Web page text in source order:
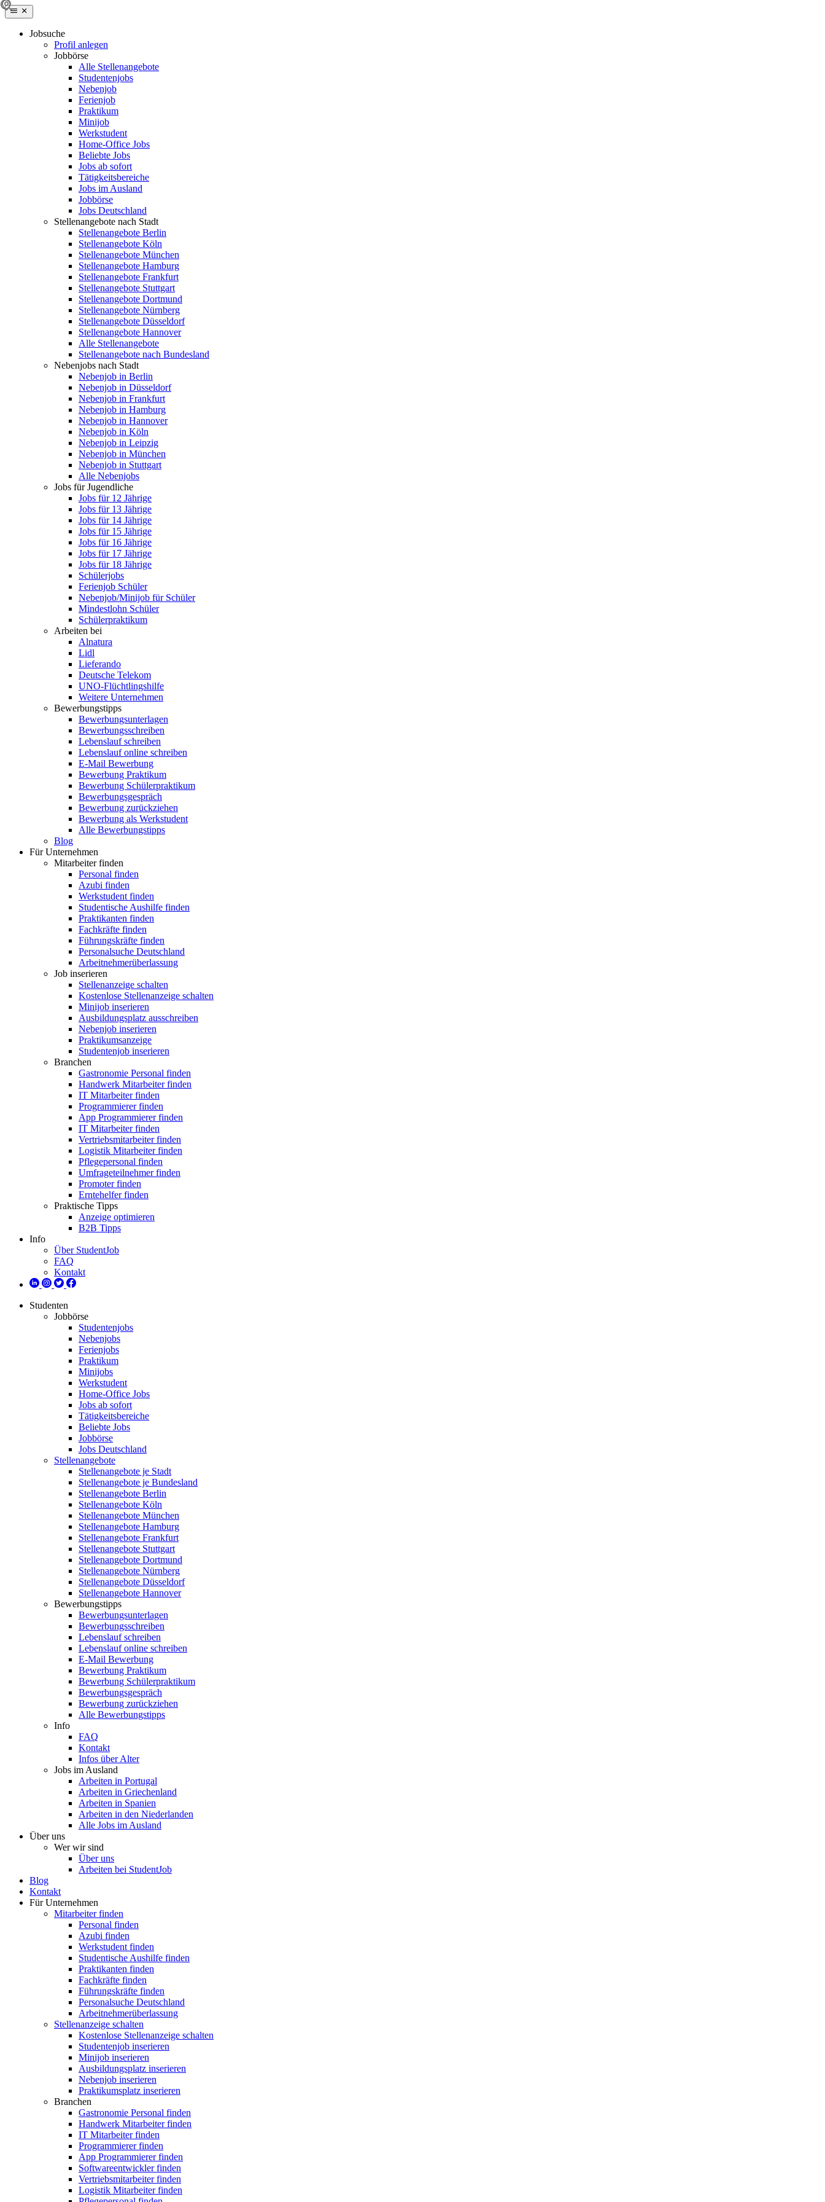
Jobsuche
Profil anlegen
Jobbörse
Alle Stellenangebote
Studentenjobs
Nebenjob
Ferienjob
Praktikum
Minijob
Werkstudent
Home-Office Jobs
Beliebte Jobs
Jobs ab sofort
Tätigkeitsbereiche
Jobs im Ausland
Jobbörse
Jobs Deutschland
Stellenangebote nach Stadt
Stellenangebote Berlin
Stellenangebote Köln
Stellenangebote München
Stellenangebote Hamburg
Stellenangebote Frankfurt
Stellenangebote Stuttgart
Stellenangebote Dortmund
Stellenangebote Nürnberg
Stellenangebote Düsseldorf
Stellenangebote Hannover
Alle Stellenangebote
Stellenangebote nach Bundesland
Nebenjobs nach Stadt
Nebenjob in Berlin
Nebenjob in Düsseldorf
Nebenjob in Frankfurt
Nebenjob in Hamburg
Nebenjob in Hannover
Nebenjob in Köln
Nebenjob in Leipzig
Nebenjob in München
Nebenjob in Stuttgart
Alle Nebenjobs
Jobs für Jugendliche
Jobs für 12 Jährige
Jobs für 13 Jährige
Jobs für 14 Jährige
Jobs für 15 Jährige
Jobs für 16 Jährige
Jobs für 17 Jährige
Jobs für 18 Jährige
Schülerjobs
Ferienjob Schüler
Nebenjob/Minijob für Schüler
Mindestlohn Schüler
Schülerpraktikum
Arbeiten bei
Alnatura
Lidl
Lieferando
Deutsche Telekom
UNO-Flüchtlingshilfe
Weitere Unternehmen
Bewerbungstipps
Bewerbungsunterlagen
Bewerbungsschreiben
Lebenslauf schreiben
Lebenslauf online schreiben
E-Mail Bewerbung
Bewerbung Praktikum
Bewerbung Schülerpraktikum
Bewerbungsgespräch
Bewerbung zurückziehen
Bewerbung als Werkstudent
Alle Bewerbungstipps
Blog
Für Unternehmen
Mitarbeiter finden
Personal finden
Azubi finden
Werkstudent finden
Studentische Aushilfe finden
Praktikanten finden
Fachkräfte finden
Führungskräfte finden
Personalsuche Deutschland
Arbeitnehmerüberlassung
Job inserieren
Stellenanzeige schalten
Kostenlose Stellenanzeige schalten
Minijob inserieren
Ausbildungsplatz ausschreiben
Nebenjob inserieren
Praktikumsanzeige
Studentenjob inserieren
Branchen
Gastronomie Personal finden
Handwerk Mitarbeiter finden
IT Mitarbeiter finden
Programmierer finden
App Programmierer finden
IT Mitarbeiter finden
Vertriebsmitarbeiter finden
Logistik Mitarbeiter finden
Pflegepersonal finden
Umfrageteilnehmer finden
Promoter finden
Erntehelfer finden
Praktische Tipps
Anzeige optimieren
B2B Tipps
Info
Über StudentJob
FAQ
Kontakt
Studenten
Jobbörse
Studentenjobs
Nebenjobs
Ferienjobs
Praktikum
Minijobs
Werkstudent
Home-Office Jobs
Jobs ab sofort
Tätigkeitsbereiche
Beliebte Jobs
Jobbörse
Jobs Deutschland
Stellenangebote
Stellenangebote je Stadt
Stellenangebote je Bundesland
Stellenangebote Berlin
Stellenangebote Köln
Stellenangebote München
Stellenangebote Hamburg
Stellenangebote Frankfurt
Stellenangebote Stuttgart
Stellenangebote Dortmund
Stellenangebote Nürnberg
Stellenangebote Düsseldorf
Stellenangebote Hannover
Bewerbungstipps
Bewerbungsunterlagen
Bewerbungsschreiben
Lebenslauf schreiben
Lebenslauf online schreiben
E-Mail Bewerbung
Bewerbung Praktikum
Bewerbung Schülerpraktikum
Bewerbungsgespräch
Bewerbung zurückziehen
Alle Bewerbungstipps
Info
FAQ
Kontakt
Infos über Alter
Jobs im Ausland
Arbeiten in Portugal
Arbeiten in Griechenland
Arbeiten in Spanien
Arbeiten in den Niederlanden
Alle Jobs im Ausland
Über uns
Wer wir sind
Über uns
Arbeiten bei StudentJob
Blog
Kontakt
Für Unternehmen
Mitarbeiter finden
Personal finden
Azubi finden
Werkstudent finden
Studentische Aushilfe finden
Praktikanten finden
Fachkräfte finden
Führungskräfte finden
Personalsuche Deutschland
Arbeitnehmerüberlassung
Stellenanzeige schalten
Kostenlose Stellenanzeige schalten
Studentenjob inserieren
Minijob inserieren
Ausbildungsplatz inserieren
Nebenjob inserieren
Praktikumsplatz inserieren
Branchen
Gastronomie Personal finden
Handwerk Mitarbeiter finden
IT Mitarbeiter finden
Programmierer finden
App Programmierer finden
Softwareentwickler finden
Vertriebsmitarbeiter finden
Logistik Mitarbeiter finden